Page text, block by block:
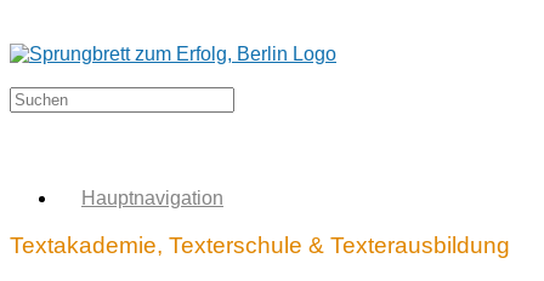
Hauptnavigation
Textakademie, Texterschule & Texterausbildung